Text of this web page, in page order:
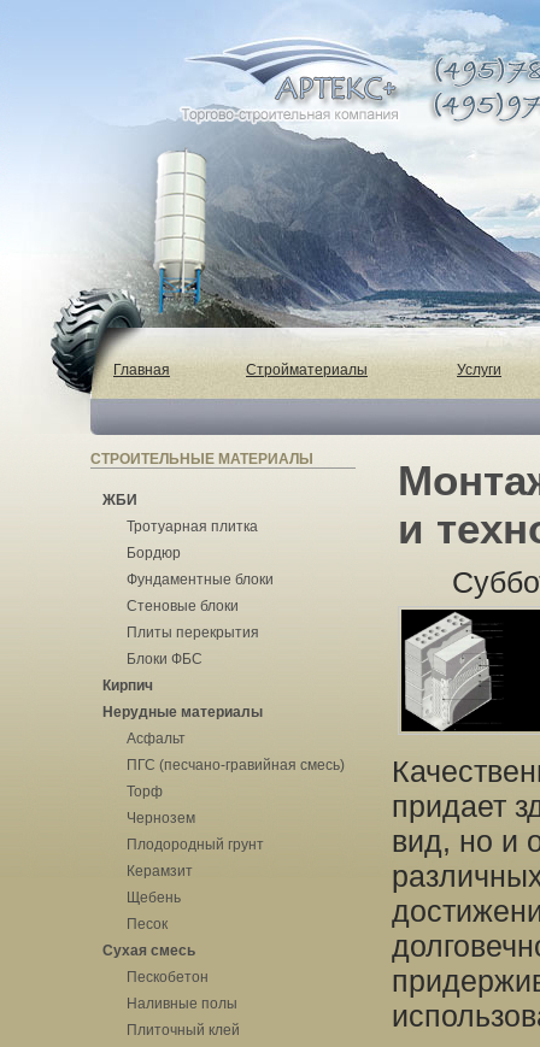
Главная Стройматериалы Услуги
СТРОИТЕЛЬНЫЕ МАТЕРИАЛЫ
ЖБИ
Тротуарная плитка
Бордюр
Фундаментные блоки
Стеновые блоки
Плиты перекрытия
Блоки ФБС
Кирпич
Нерудные материалы
Асфальт
ПГС (песчано-гравийная смесь)
Торф
Чернозем
Плодородный грунт
Керамзит
Щебень
Песок
Сухая смесь
Пескобетон
Наливные полы
Плиточный клей
и
придает
вид, но и